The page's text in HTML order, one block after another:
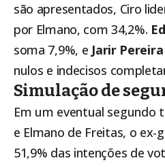
são apresentados, Ciro
por Elmano, com 34,2%.
soma 7,9%, e Jarir Pereira
nulos e indecisos
Simulação de
Em um eventual segundo
e Elmano de Freitas, o ex-
51,9% das intenções de